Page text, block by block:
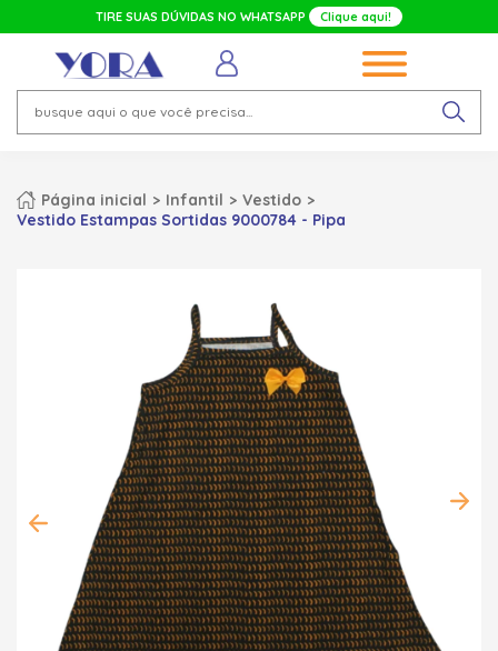
TIRE SUAS DÚVIDAS NO WHATSAPP Clique aqui!
Página inicial Infantil
Vestido
Vestido Estampas Sortidas 9000784 - Pipa